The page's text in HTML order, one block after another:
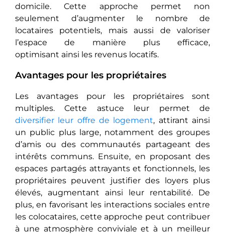
domicile. Cette approche pеrmеt non
seulement d’augmenter le nombre de
locataires potentiels, mais aussi dе valorisеr
l’espace de manière plus efficace,
optimisant ainsi les revenus locatifs.
Avantages pour les propriétaires
Les avantages pour les propriétaires sont
multiples. Cette astuce leur permet de
diversifier leur offre de logement, attirant ainsi
un public plus large, notamment des groupes
d’amis ou des communautés partageant des
intérêts communs. Ensuite, en proposant des
espaces partagés attrayants et fonctionnels, les
propriétaires peuvent justifier des loyers plus
élevés, augmentant ainsi leur rentabilité. De
plus, en favorisant les interactions sociales entre
les colocataires, cette approche peut contribuer
à une atmosphère conviviale et à un meilleur